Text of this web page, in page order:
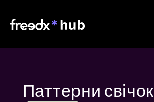
Паттерни свічок